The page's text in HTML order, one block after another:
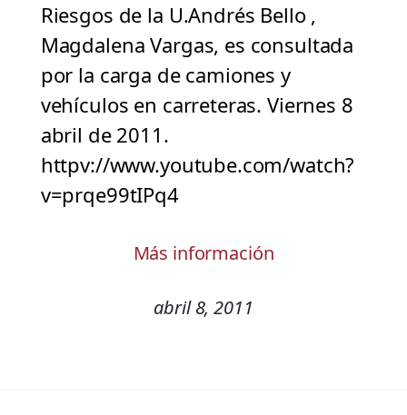
Riesgos de la U.Andrés Bello ,
Magdalena Vargas, es consultada
por la carga de camiones y
vehículos en carreteras. Viernes 8
abril de 2011.
httpv://www.youtube.com/watch?
v=prqe99tIPq4
Más información
abril 8, 2011